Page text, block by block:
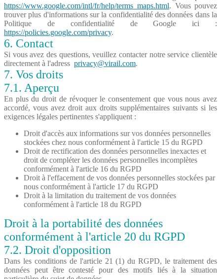
https://www.google.com/intl/fr/help/terms_maps.html. Vous pouvez
trouver plus d'informations sur la confidentialité des données dans la
Politique de confidentialité de Google ici :
https://policies.google.com/privacy.
6. Contact
Si vous avez des questions, veuillez contacter notre service clientèle
directement à l'adress privacy@virail.com.
7. Vos droits
7.1. Aperçu
En plus du droit de révoquer le consentement que vous nous avez
accordé, vous avez droit aux droits supplémentaires suivants si les
exigences légales pertinentes s'appliquent :
Droit d'accès aux informations sur vos données personnelles
stockées chez nous conformément à l'article 15 du RGPD
Droit de rectification des données personnelles inexactes et
droit de compléter les données personnelles incomplètes
conformément à l'article 16 du RGPD
Droit à l'effacement de vos données personnelles stockées par
nous conformément à l'article 17 du RGPD
Droit à la limitation du traitement de vos données
conformément à l'article 18 du RGPD
Droit à la portabilité des données
conformément à l'article 20 du RGPD
7.2. Droit d'opposition
Dans les conditions de l'article 21 (1) du RGPD, le traitement des
données peut être contesté pour des motifs liés à la situation